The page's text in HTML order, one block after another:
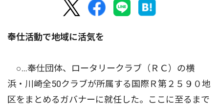
奉仕活動で地域に活気を
○…奉仕団体、ロータリークラブ（ＲＣ）の横
浜・川崎全50クラブが所属する国際Ｒ第２５９０地
区をまとめるガバナーに就任した。ここに至るまで